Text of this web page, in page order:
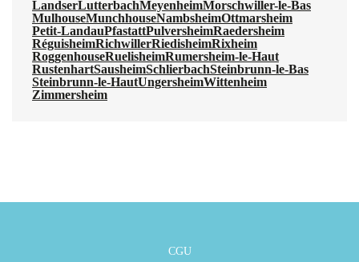
LandserLutterbachMeyenheimMorschwiller-le-Bas
MulhouseMunchhouseNambsheimOttmarsheim
Petit-LandauPfastattPulversheimRaedersheim
RéguisheimRichwillerRiedisheimRixheim
RoggenhouseRuelisheimRumersheim-le-Haut
RustenhartSausheimSchlierbachSteinbrunn-le-Bas
Steinbrunn-le-HautUngersheimWittenheim
Zimmersheim
CGU